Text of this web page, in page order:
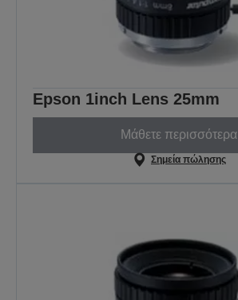
Epson 1inch Lens 25mm
Μάθετε περισσότερα
Σημεία πώλησης